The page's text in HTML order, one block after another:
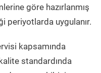
göre hazırlanmış
periyotlarda uygulanır.
kapsamında
kalite standardında